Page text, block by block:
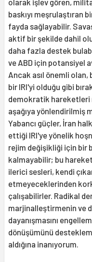
baskıyı meşrulaştıran
fayda sağlayabilir.
aktif bir şekilde dahil
daha fazla destek
ve ABD için potansiyel
Ancak asıl önemli olan,
bir IRI'yi olduğu gibi
demokratik hareketleri
aşağıya yönlendirilmiş
Yabancı güçler, İran
ettiği IRI'ye yönelik
rejim değişikliği için bir
kalmayabilir; bu
ilerici sesleri, kendi
etmeyeceklerinden
çalışabilirler. Radikal
marjinalleştirmenin ve
dayanışmasını
dönüşümünü
aldığına inanıyorum.